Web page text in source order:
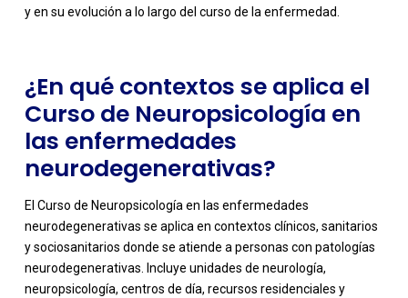
y en su evolución a lo largo del curso de la enfermedad.
¿En qué contextos se aplica el
Curso de Neuropsicología en
las enfermedades
neurodegenerativas?
El Curso de Neuropsicología en las enfermedades
neurodegenerativas se aplica en contextos clínicos, sanitarios
y sociosanitarios donde se atiende a personas con patologías
neurodegenerativas. Incluye unidades de neurología,
neuropsicología, centros de día, recursos residenciales y